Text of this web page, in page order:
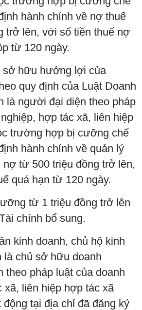
hành chính về nợ thuế
trở lên, với số tiền thuế nợ
từ 120 ngày.
sở hữu hưởng lợi của
quy định của Luật Doanh
là người đại diện theo pháp
hợp tác xã, liên hiệp
trường hợp bị cưỡng chế
hành chính về quản lý
nợ từ 500 triệu đồng trở lên,
quá hạn từ 120 ngày.
từ 1 triệu đồng trở lên
chính bổ sung.
kinh doanh, chủ hộ kinh
là chủ sở hữu doanh
theo pháp luật của doanh
xã, liên hiệp hợp tác xã
động tại địa chỉ đã đăng ký